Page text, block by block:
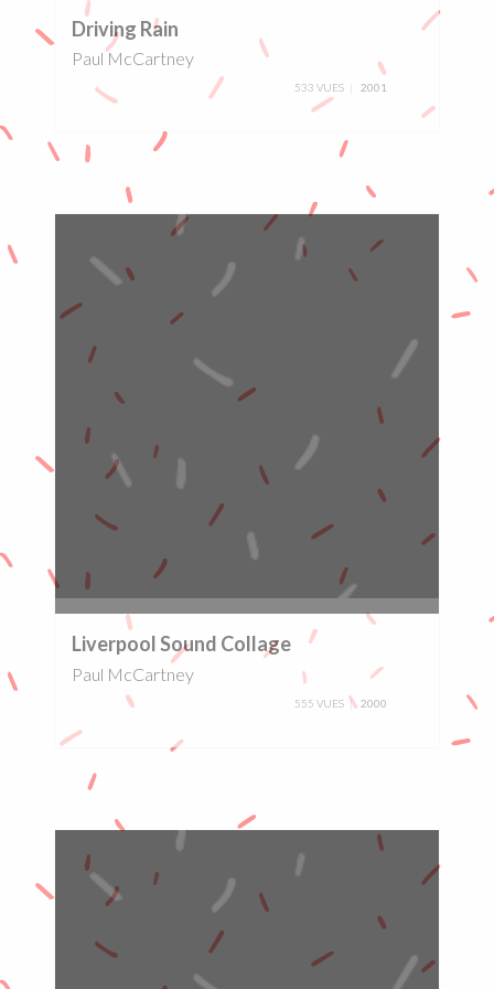
Driving Rain
Paul McCartney
533 VUES 2001
Liverpool Sound Collage
Paul McCartney
555 VUES 2000